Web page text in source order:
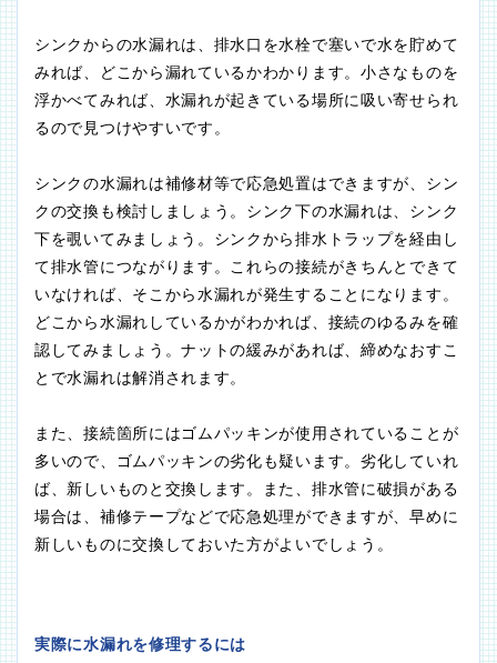
シンクからの水漏れは、排水口を水栓で塞いで水を貯めて
みれば、どこから漏れているかわかります。小さなものを
浮かべてみれば、水漏れが起きている場所に吸い寄せられ
るので見つけやすいです。
シンクの水漏れは補修材等で応急処置はできますが、シン
クの交換も検討しましょう。シンク下の水漏れは、シンク
下を覗いてみましょう。シンクから排水トラップを経由し
て排水管につながります。これらの接続がきちんとできて
いなければ、そこから水漏れが発生することになります。
どこから水漏れしているかがわかれば、接続のゆるみを確
認してみましょう。ナットの緩みがあれば、締めなおすこ
とで水漏れは解消されます。
また、接続箇所にはゴムパッキンが使用されていることが
多いので、ゴムパッキンの劣化も疑います。劣化していれ
ば、新しいものと交換します。また、排水管に破損がある
場合は、補修テープなどで応急処理ができますが、早めに
新しいものに交換しておいた方がよいでしょう。
実際に水漏れを修理するには